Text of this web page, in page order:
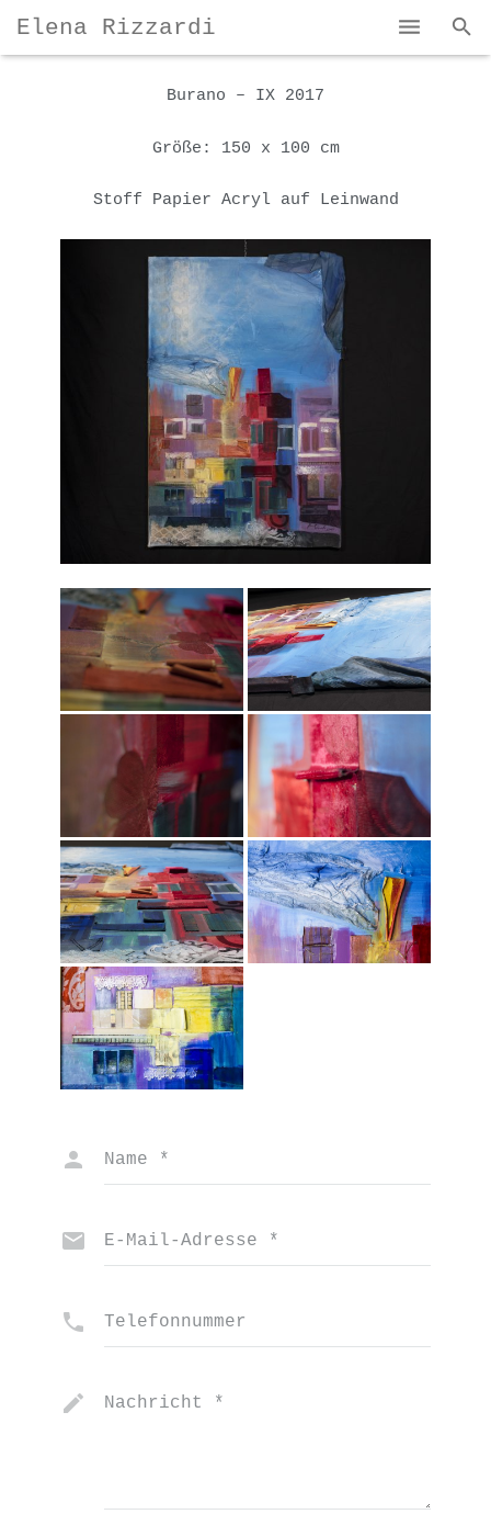
Elena Rizzardi
Burano – IX 2017
Größe: 150 x 100 cm
Stoff Papier Acryl auf Leinwand
Name *
E-Mail-Adresse *
Telefonnummer
Nachricht *